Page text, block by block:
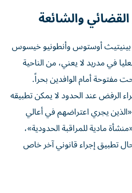
القضائي والشائعة
بينيتيث أوستوس وأنطونيو خيسوس
في مدريد لا يعني، من الناحية
مفتوحة أمام الوافدين بحراً.
الرفض عند الحدود لا يمكن تطبيقه
يجري اعتراضهم في أعالي
مادية للمراقبة الحدودية»،
تطبيق إجراء قانوني آخر خاص